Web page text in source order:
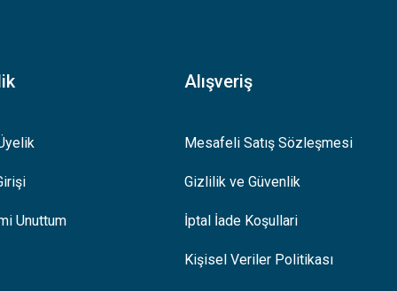
Unuttum
Alışveriş
Mesafeli Satış Sözleşmesi
Gizlilik ve Güvenlik
İptal İade Koşullari
Kişisel Veriler Politikası